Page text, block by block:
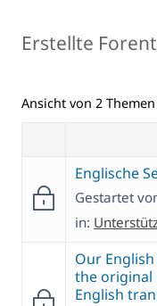
Erstellte
Ansicht von 2
Englische
Gestartet
in:
Our
the original
English